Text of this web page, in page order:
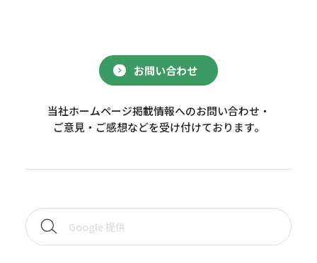
お問い合わせ
当社ホームページ掲載情報へのお問い合わせ・
ご意見・ご感想などを受け付けております。